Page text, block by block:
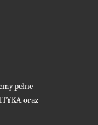
pełne
oraz